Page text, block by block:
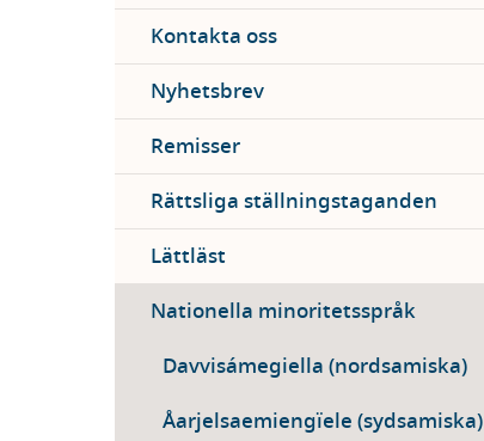
Kontakta oss
Nyhetsbrev
Remisser
Rättsliga ställningstaganden
Lättläst
Nationella minoritetsspråk
Davvisámegiella (nordsamiska)
Åarjelsaemiengïele (sydsamiska)